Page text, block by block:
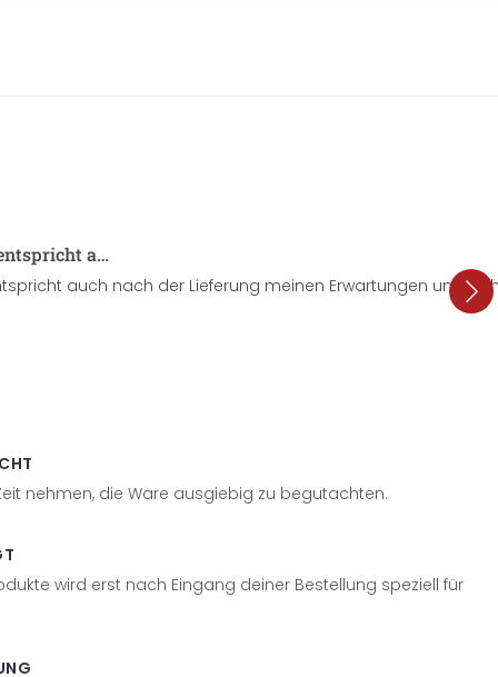
a…
auch nach der Lieferung meinen Erwartungen und
nehmen, die Ware ausgiebig zu begutachten.
wird erst nach Eingang deiner Bestellung speziell für